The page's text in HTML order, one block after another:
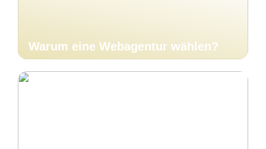
Warum eine Webagentur wählen?